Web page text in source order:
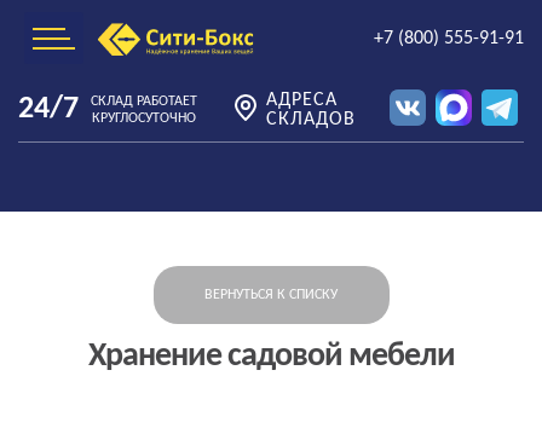
+7 (800) 555-91-91
24/7
СКЛАД РАБОТАЕТ
КРУГЛОСУТОЧНО
АДРЕСА
СКЛАДОВ
ВЕРНУТЬСЯ К СПИСКУ
Хранение садовой мебели